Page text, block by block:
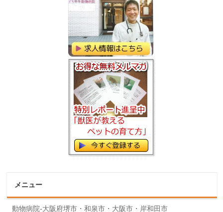
メニュー
動物病院-大阪府堺市・和泉市・大阪市・岸和田市